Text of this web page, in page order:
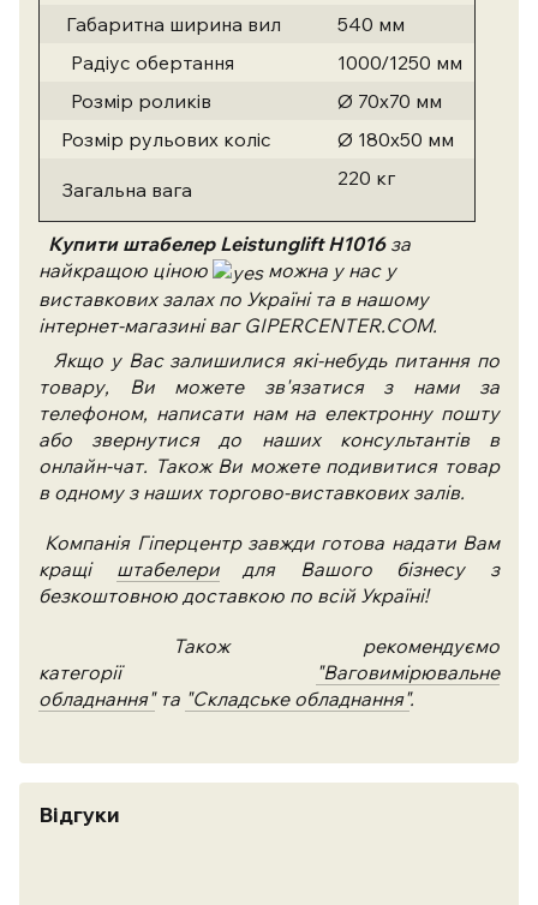
Габаритна ширина вил
540 мм
Радіус обертання
1000/1250 мм
Розмір роликів
Ø 70х70 мм
Розмір рульових коліс
Ø 180х50 мм
Загальна вага 220 кг
Купити штабелер Leistunglift H1016 за
найкращою ціною
можна у нас у
виставкових залах по Україні та в нашому
інтернет-магазині ваг GIPERCENTER.COM.
Якщо у Вас залишилися які-небудь питання по
товару, Ви можете зв'язатися з нами за
телефоном, написати нам на електронну пошту
або звернутися до наших консультантів в
онлайн-чат. Також Ви можете подивитися товар
в одному з наших торгово-виставкових залів.
Компанія Гіперцентр завжди готова надати Вам
кращі штабелери
для Вашого бізнесу з
безкоштовною доставкою по всій Україні!
Також рекомендуємо
категорії
"Ваговимірювальне
обладнання"та "Складське обладнання".
Відгуки